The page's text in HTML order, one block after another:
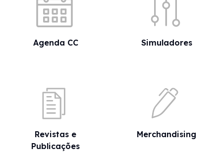
Agenda CC Simuladores
Revistas e
Publicações
Merchandising